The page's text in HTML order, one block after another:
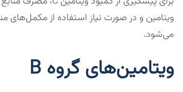
ویتامین و در صورت نیاز استفاده از مکمل‌های
می‌شود.
ویتامین‌های گروه B